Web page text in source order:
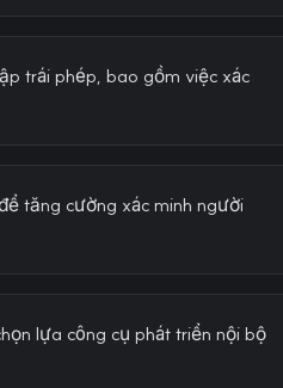
trái phép, bao gồm việc xác
tăng cường xác minh người
lựa công cụ phát triển nội bộ